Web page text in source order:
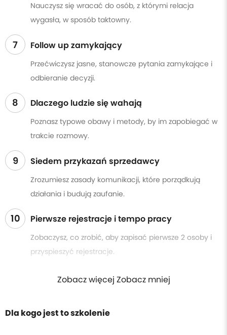
Nauczysz się wracać do osób, z którymi relacja
wygasła, w sposób taktowny.
7 Follow up zamykający
Przećwiczysz jasne, stanowcze pytania zamykające i
odbieranie decyzji.
8 Dlaczego ludzie się wahają
Poznasz typowe obawy i metody, by im zapobiegać w
trakcie rozmowy.
9 Siedem przykazań sprzedawcy
Zrozumiesz zasady komunikacji, które porządkują
działania i budują zaufanie.
10 Pierwsze rejestracje i tempo pracy
Zobaczysz, co zrobić, aby zapisać pierwsze 2 osoby i
przyspieszyć rejestracje.
Zobacz więcej Zobacz mniej
Dla kogo jest to szkolenie